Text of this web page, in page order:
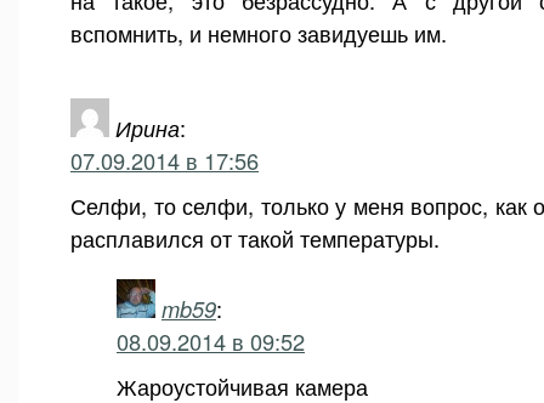
вспомнить, и немного завидуешь им.
Ирина:
07.09.2014 в 17:56
Селфи, то селфи, только у меня вопрос, как
расплавился от такой температуры.
mb59:
08.09.2014 в 09:52
Жароустойчивая камера